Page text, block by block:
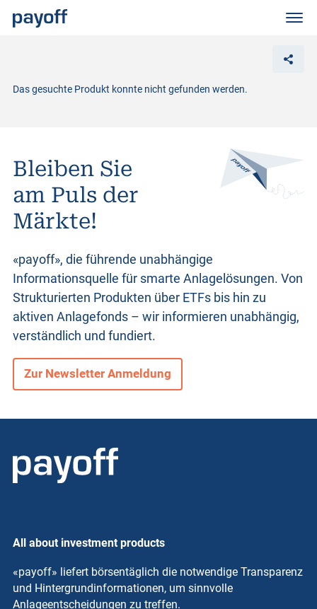
Das gesuchte Produkt konnte nicht gefunden werden.
Bleiben Sie
am Puls der
Märkte!
«payoff», die führende unabhängige
Informationsquelle für smarte Anlagelösungen. Von
Strukturierten Produkten über ETFs bis hin zu
aktiven Anlagefonds – wir informieren unabhängig,
verständlich und fundiert.
Zur Newsletter Anmeldung
All about investment products
«payoff» liefert börsentäglich die notwendige Transparenz
und Hintergrundinformationen, um sinnvolle
Anlageentscheidungen zu treffen.